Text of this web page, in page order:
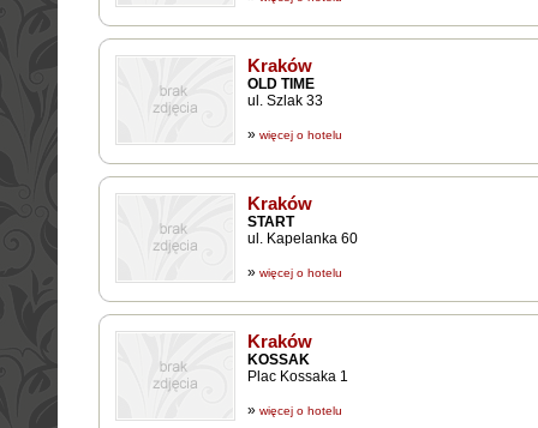
Kraków
OLD TIME
ul. Szlak 33
» więcej o hotelu
Kraków
START
ul. Kapelanka 60
» więcej o hotelu
Kraków
KOSSAK
Plac Kossaka 1
» więcej o hotelu